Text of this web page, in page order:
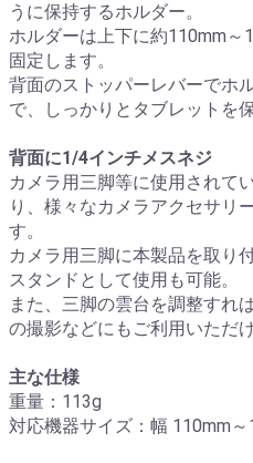
うに保持するホルダー。
ホルダーは上下に約110mm
固定します。
背面のストッパーレバーでホ
で、しっかりとタブレットを
背面に1/4インチメスネジ
カメラ用三脚等に使用されて
り、様々なカメラアクセサリ
す。
カメラ用三脚に本製品を取り
スタンドとして使用も可能。
また、三脚の雲台を調整すれ
の撮影などにもご利用いただけ
主な仕様
重量：113g
対応機器サイズ：幅 110mm